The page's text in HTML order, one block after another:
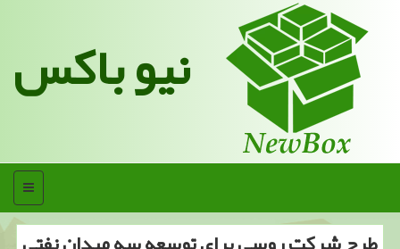
نیو باکس
منو